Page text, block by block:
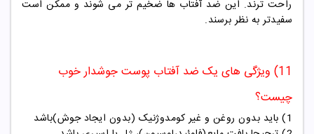
راحت ترند. این ضد آفتاب ها ضخیم تر می شوند و ممکن است
سفیدتر به نظر برسند.
11) ویژگی های یک ضد آفتاب پوست جوشدار خوب
چیست؟
1) باید بدون روغن و غیر کومدوژنیک (بدون ایجاد جوش)باشد